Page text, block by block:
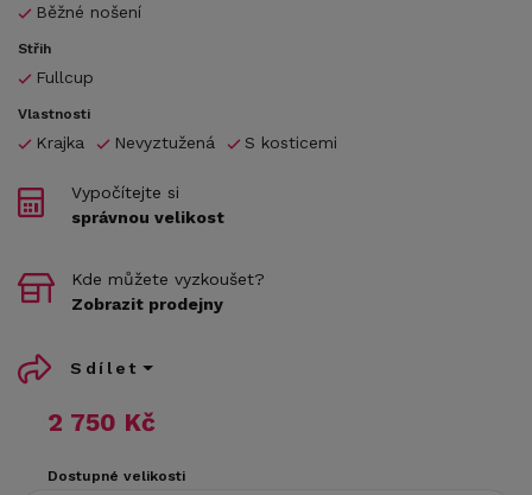
Běžné nošení
Střih
Fullcup
Vlastnosti
Krajka Nevyztužená S kosticemi
2 750 Kč
Dostupné velikosti
Vypočítejte si
správnou velikost
Kde můžete vyzkoušet?
Zobrazit prodejny
Sdílet